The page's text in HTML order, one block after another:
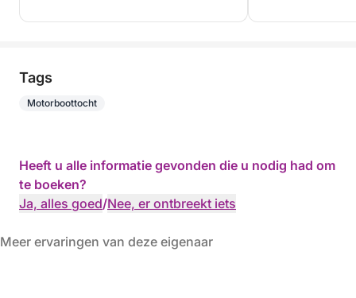
Tags
Motorboottocht
Heeft u alle informatie gevonden die u nodig had om
te boeken?
Ja, alles goed/Nee, er ontbreekt iets
Meer ervaringen van deze eigenaar